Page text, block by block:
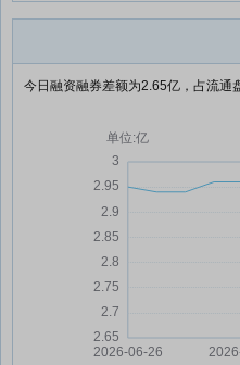
今日融资融券差额为2.65亿，占流通